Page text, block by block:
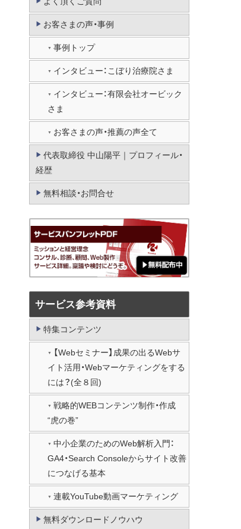
お客さまの声・事例
事例トップ
インタビュー：こぼり治療院さま
インタビュー：有限会社オービック
さま
お客さまの声・推薦の声全て
代表取締役 中山陽平｜プロフィール・
経歴
無料相談・お問合せ
サービス参考資料
特集コンテンツ
【Webセミナー】成果の出るWebサ
イト活用・Webマーケティングをする
には？(全８回)
戦略的WEBコンテンツ制作・作成
“虎の巻”
中小企業のためのWeb解析入門：
GA4・Search Consoleからサイト改善
につなげる基本
連載YouTube動画マーケティング
無料ダウンロードノウハウ